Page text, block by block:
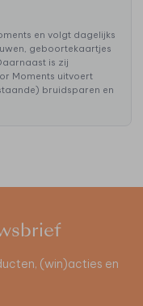
en volgt dagelijks
geboortekaartjes
is zij
Moments uitvoert
bruidsparen en
(win)acties en